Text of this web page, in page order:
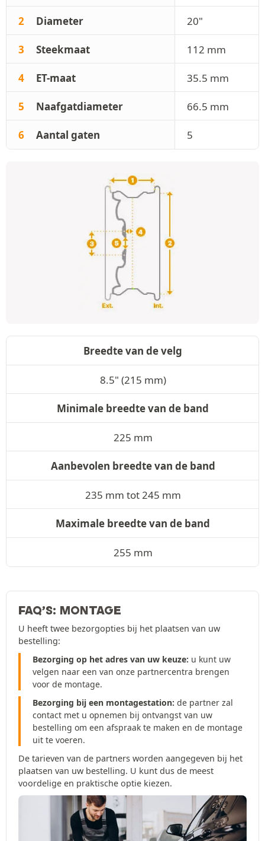
2 Diameter 20"
3 Steekmaat 112 mm
4 ET-maat 35.5 mm
5 Naafgatdiameter 66.5 mm
6 Aantal gaten 5
Breedte van de velg
8.5" (215 mm)
Minimale breedte van de band
225 mm
Aanbevolen breedte van de band
235 mm tot 245 mm
Maximale breedte van de band
255 mm
FAQ’S: MONTAGE
U heeft twee bezorgopties bij het plaatsen van uw
bestelling:
Bezorging op het adres van uw keuze: u kunt uw
velgen naar een van onze partnercentra brengen
voor de montage.
Bezorging bij een montagestation: de partner zal
contact met u opnemen bij ontvangst van uw
bestelling om een afspraak te maken en de montage
uit te voeren.
De tarieven van de partners worden aangegeven bij het
plaatsen van uw bestelling. U kunt dus de meest
voordelige en praktische optie kiezen.